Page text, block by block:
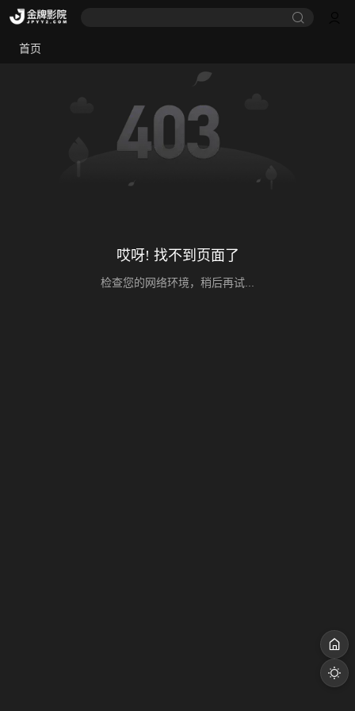
首页
哎呀! 找不到页面了
检查您的网络环境，稍后再试...